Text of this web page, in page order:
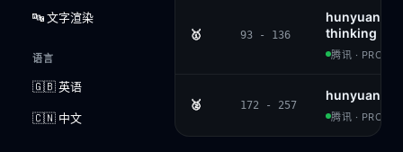
🔤 文字渲染
语言
🇬🇧 英语
🇨🇳 中文
🥇 93 - 136
hunyuan-
thinking
腾讯 ·
🥈 172 - 257
hunyuan-
腾讯 ·